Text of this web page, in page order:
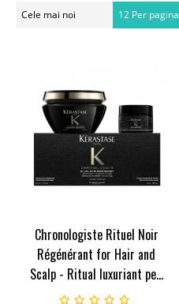
Cele mai noi 12 Per pagina
Chronologiste Rituel Noir
Régénérant for Hair and
Scalp - Ritual luxuriant pe...